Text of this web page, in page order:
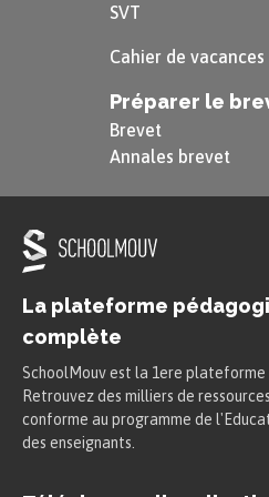
année.
En Autriche, l’espérance de
Estonie, elle est de 73,8
moyenne, 6 à 7 ans de
Autriche. La raison est que
sans doute inférieure en
habitants de ces deux pays
mêmes soins ou aux
Le
européens est
variable, ce qui
les mêmes
SVT
Cahier de
Préparer le
Brevet
Annales brevet
La plateforme
complète
SchoolMouv est la 1ere plateforme
Retrouvez des milliers de
conforme au programme de
des enseignants.